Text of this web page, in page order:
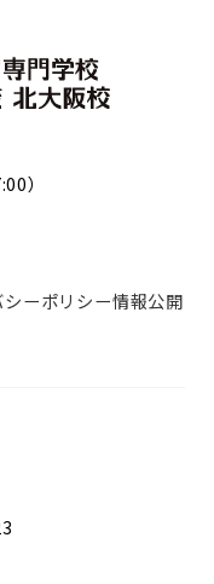
）
ーポリシー情報公開